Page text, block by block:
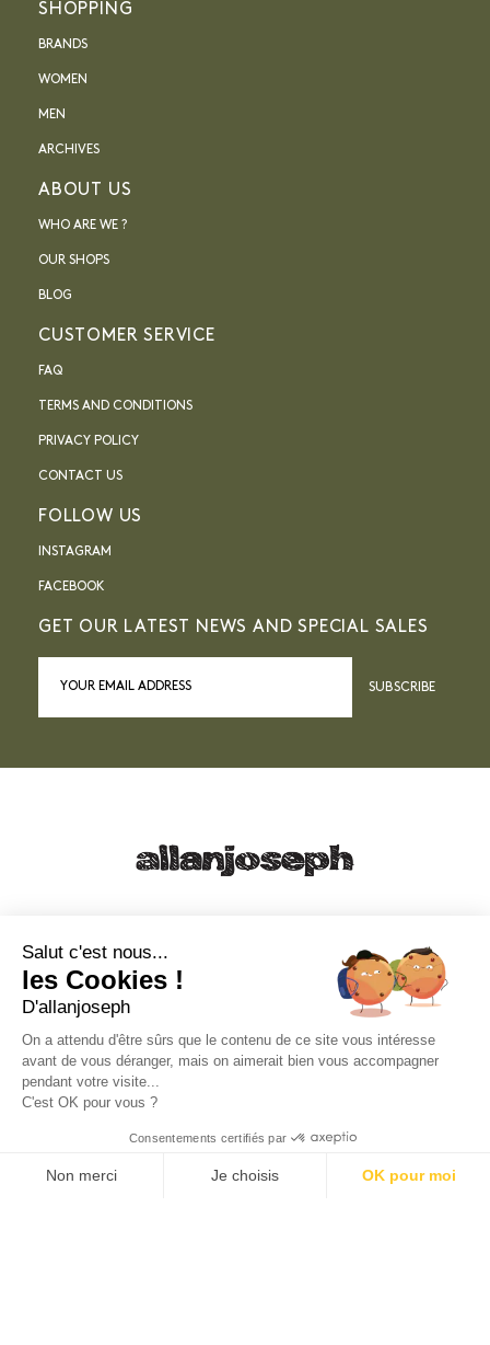
SHOPPING
BRANDS
WOMEN
MEN
ARCHIVES
ABOUT US
WHO ARE WE ?
OUR SHOPS
BLOG
CUSTOMER SERVICE
FAQ
TERMS AND CONDITIONS
PRIVACY POLICY
CONTACT US
FOLLOW US
INSTAGRAM
FACEBOOK
GET OUR LATEST NEWS AND SPECIAL SALES
SUBSCRIBE
49, RUE FRANCIS DAVSO - 13001 MARSEILLE
eshop@allanjoseph.com
Salut c'est nous...
les Cookies !
D'allanjoseph
On a attendu d'être sûrs que le contenu de ce site vous intéresse
avant de vous déranger, mais on aimerait bien vous accompagner
pendant votre visite...
C'est OK pour vous ?
Consentements certifiés par
Non merci Je choisis OK pour moi